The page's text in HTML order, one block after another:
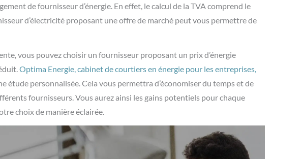
de fournisseur d’énergie. En effet, le calcul de la TVA comprend le
d’électricité proposant une offre de marché peut vous permettre de
, vous pouvez choisir un fournisseur proposant un prix d’énergie
Optima Energie, cabinet de courtiers en énergie pour les entreprises,
étude personnalisée. Cela vous permettra d’économiser du temps et de
fournisseurs. Vous aurez ainsi les gains potentiels pour chaque
choix de manière éclairée.